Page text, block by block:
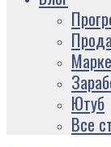
Ютуб
Все